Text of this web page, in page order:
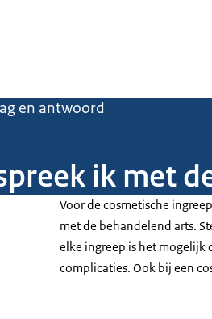
en antwoord
ik met
Voor de cosmetische
met de behandelend arts.
elke ingreep is het mogelijk
complicaties. Ook bij een